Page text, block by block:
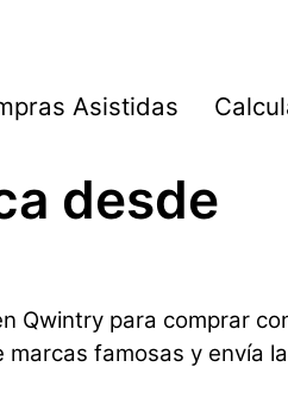
Asistidas
desde
Qwintry para comprar
famosas y envía